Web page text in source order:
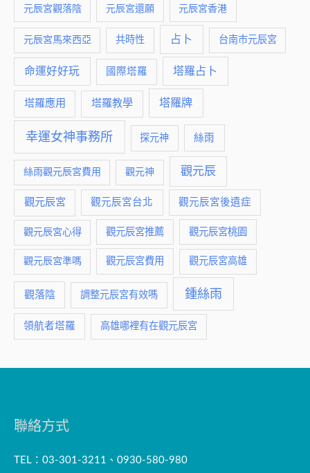
元辰宮觀落陰 元辰宮還願 元辰宮香港
元辰宮馬來西亞 共時性 占卜 台南市元辰宮
命運好好玩 國際塔羅 塔羅占卜
塔羅應用 塔羅教學 塔羅牌
幸運女神事務所 探元神 絲雨
絲雨觀元辰宮費用 觀元神 觀元辰
觀元辰宮 觀元辰宮台北 觀元辰宮後遺症
觀元辰宮心得 觀元辰宮推薦 觀元辰宮桃園
觀元辰宮準嗎 觀元辰宮費用 觀元辰宮高雄
觀落陰 調整元辰宮有效嗎 鍾絲雨
領航者塔羅 高雄哪裡有在觀元辰宮
聯絡方式
TEL：03-301-3211、0930-580-980